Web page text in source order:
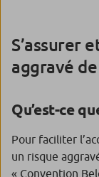
S’assurer
aggravé
Qu’est-ce
Pour faciliter
un risque
« Convention